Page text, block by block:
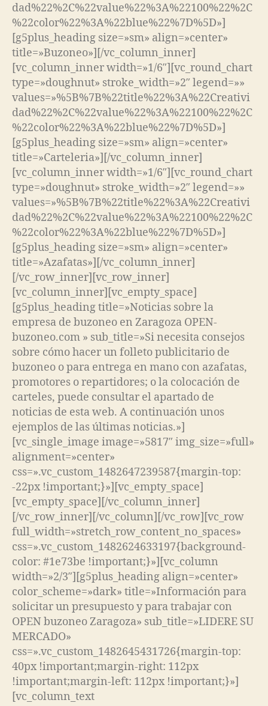
dad%22%2C%22value%22%3A%22100%22%2C
%22color%22%3A%22blue%22%7D%5D»]
[g5plus_heading size=»sm» align=»center»
title=»Buzoneo»][/vc_column_inner]
[vc_column_inner width=»1/6″][vc_round_chart
type=»doughnut» stroke_width=»2″ legend=»»
values=»%5B%7B%22title%22%3A%22Creativi
dad%22%2C%22value%22%3A%22100%22%2C
%22color%22%3A%22blue%22%7D%5D»]
[g5plus_heading size=»sm» align=»center»
title=»Carteleria»][/vc_column_inner]
[vc_column_inner width=»1/6″][vc_round_chart
type=»doughnut» stroke_width=»2″ legend=»»
values=»%5B%7B%22title%22%3A%22Creativi
dad%22%2C%22value%22%3A%22100%22%2C
%22color%22%3A%22blue%22%7D%5D»]
[g5plus_heading size=»sm» align=»center»
title=»Azafatas»][/vc_column_inner]
[/vc_row_inner][vc_row_inner]
[vc_column_inner][vc_empty_space]
[g5plus_heading title=»Noticias sobre la
empresa de buzoneo en Zaragoza OPEN-
buzoneo.com » sub_title=»Si necesita consejos
sobre cómo hacer un folleto publicitario de
buzoneo o para entrega en mano con azafatas,
promotores o repartidores; o la colocación de
carteles, puede consultar el apartado de
noticias de esta web. A continuación unos
ejemplos de las últimas noticias.»]
[vc_single_image image=»5817″ img_size=»full»
alignment=»center»
css=».vc_custom_1482647239587{margin-top:
-22px !important;}»][vc_empty_space]
[vc_empty_space][/vc_column_inner]
[/vc_row_inner][/vc_column][/vc_row][vc_row
full_width=»stretch_row_content_no_spaces»
css=».vc_custom_1482624633197{background-
color: #1e73be !important;}»][vc_column
width=»2/3″][g5plus_heading align=»center»
color_scheme=»dark» title=»Información para
solicitar un presupuesto y para trabajar con
OPEN buzoneo Zaragoza» sub_title=»LIDERE SU
MERCADO»
css=».vc_custom_1482645431726{margin-top:
40px !important;margin-right: 112px
!important;margin-left: 112px !important;}»]
[vc_column_text